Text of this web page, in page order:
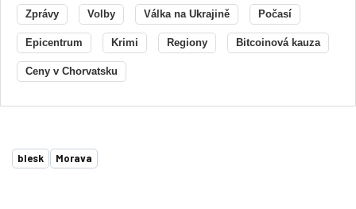
Zprávy Volby Válka na Ukrajině Počasí
Epicentrum Krimi Regiony Bitcoinová kauza
Ceny v Chorvatsku
blesk Morava